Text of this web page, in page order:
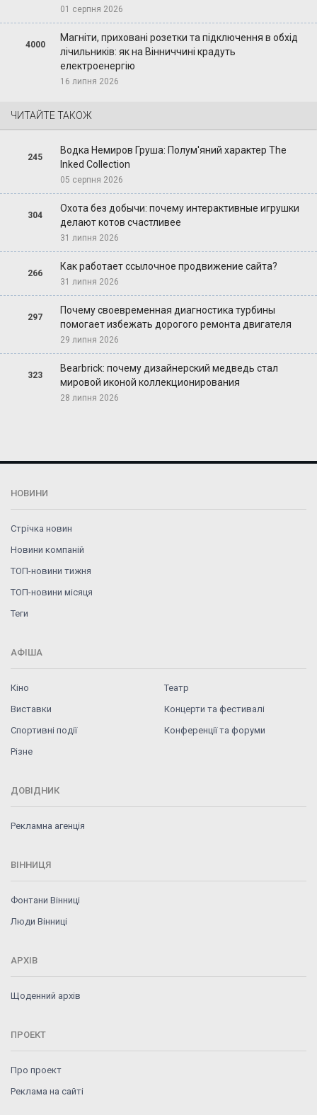
01 серпня 2026
4000
Магніти, приховані розетки та підключення в обхід
лічильників: як на Вінниччині крадуть
електроенергію
16 липня 2026
ЧИТАЙТЕ ТАКОЖ
245
Водка Немиров Груша: Полум'яний характер The
Inked Collection
05 серпня 2026
304
Охота без добычи: почему интерактивные игрушки
делают котов счастливее
31 липня 2026
266
Как работает ссылочное продвижение сайта?
31 липня 2026
297
Почему своевременная диагностика турбины
помогает избежать дорогого ремонта двигателя
29 липня 2026
323
Bearbrick: почему дизайнерский медведь стал
мировой иконой коллекционирования
28 липня 2026
НОВИНИ
Стрічка новин
Новини компаній
ТОП-новини тижня
ТОП-новини місяця
Теги
АФІША
Кіно
Театр
Виставки
Концерти та фестивалі
Спортивні події
Конференції та форуми
Різне
ДОВІДНИК
Рекламна агенція
ВІННИЦЯ
Фонтани Вінниці
Люди Вінниці
АРХІВ
Щоденний архів
ПРОЕКТ
Про проект
Реклама на сайті